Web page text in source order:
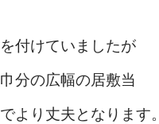
付けていましたが
分の広幅の居敷当
より丈夫となります。